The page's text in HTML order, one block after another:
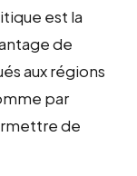
est la
de
aux régions
par
de